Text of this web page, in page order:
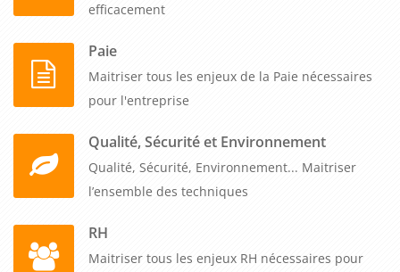
efficacement
Paie
Maitriser tous les enjeux de la Paie nécessaires
pour l'entreprise
Qualité, Sécurité et Environnement
Qualité, Sécurité, Environnement... Maitriser
l’ensemble des techniques
RH
Maitriser tous les enjeux RH nécessaires pour